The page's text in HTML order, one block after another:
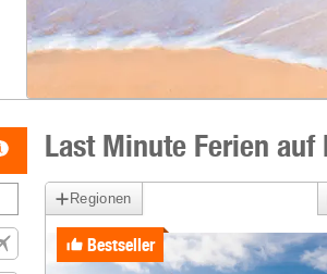
Last Minute Ferien auf
Regionen
Bestseller